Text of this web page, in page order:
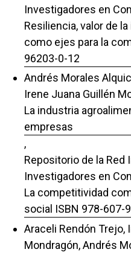
Investigadores en
Resiliencia, valor de
como ejes para la
96203-0-12
Andrés Morales
Irene Juana Guillén
La industria
empresas
,
Repositorio de la Red
Investigadores en
La competitividad
social ISBN 978-607-
Araceli Rendón Trejo,
Mondragón, Andrés